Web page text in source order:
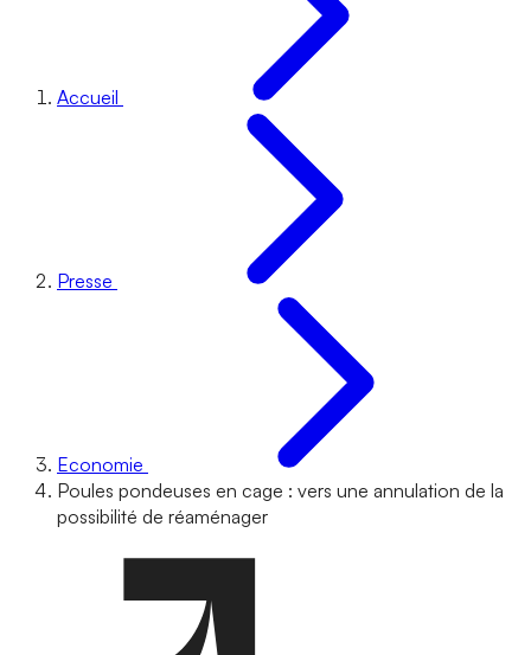
Accueil
Presse
Economie
Poules pondeuses en cage : vers une annulation de la
possibilité de réaménager